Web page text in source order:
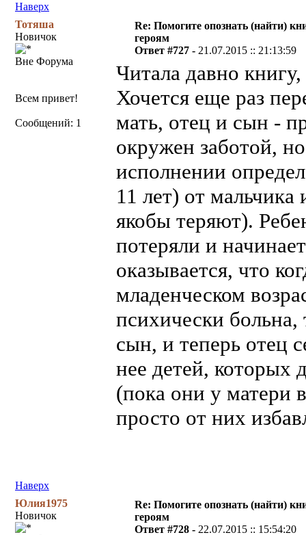
Наверх
Тотяша
Новичок
Вне Форума
Всем привет!
Сообщений: 1
Re: Помогите опознать (найти)
героям
Ответ #727 - 21.07.2015 :: 21:13:59
Читала давно
Хочется еще раз
мать, отец и сын -
окружен заботой,
исполнении
11 лет) от мальчика
якобы теряют).
потеряли и
оказывается, что
младенческом
психически больна,
сын, и теперь отец
нее детей, которых
(пока они у матери
просто от них
Наверх
Юлия1975
Новичок
Re: Помогите опознать (найти)
героям
Ответ #728 - 22.07.2015 :: 15:54:20